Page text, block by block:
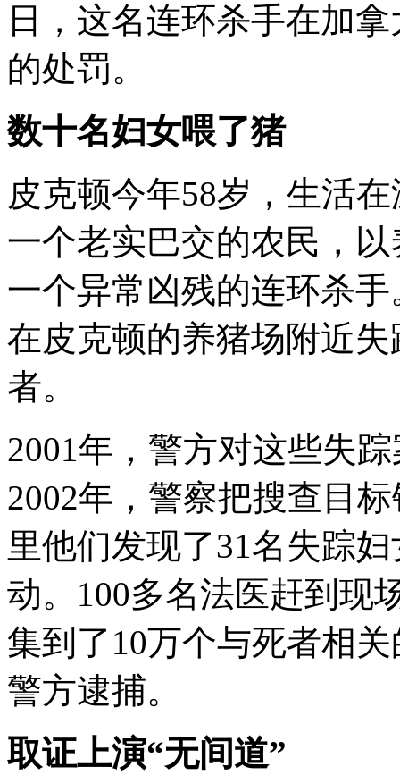
日，这名连环杀手在加
的处罚。
数十名妇女喂了猪
皮克顿今年58岁，生活
一个老实巴交的农民，
一个异常凶残的连环杀
在皮克顿的养猪场附近
者。
2001年，警方对这些失
2002年，警察把搜查目
里他们发现了31名失踪
动。100多名法医赶到现
集到了10万个与死者相
警方逮捕。
取证上演“无间道”